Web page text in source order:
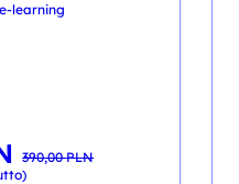
learning
390,00PLN